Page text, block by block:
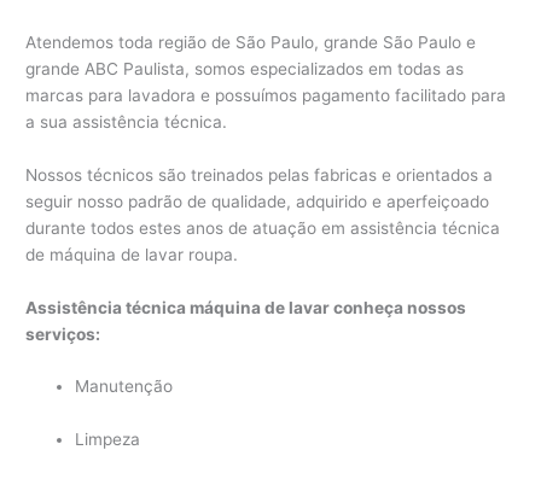
Atendemos toda região de São Paulo, grande São Paulo e
grande ABC Paulista, somos especializados em todas as
marcas para lavadora e possuímos pagamento facilitado para
a sua assistência técnica.
Nossos técnicos são treinados pelas fabricas e orientados a
seguir nosso padrão de qualidade, adquirido e aperfeiçoado
durante todos estes anos de atuação em assistência técnica
de máquina de lavar roupa.
Assistência técnica máquina de lavar conheça nossos
serviços:
Manutenção
Limpeza